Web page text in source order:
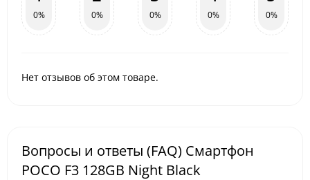
0% 0% 0% 0% 0%
Нет отзывов об этом товаре.
Вопросы и ответы (FAQ) Смартфон
POCO F3 128GB Night Black